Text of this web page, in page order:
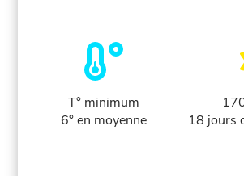
T° minimum
6° en moyenne
18 jours